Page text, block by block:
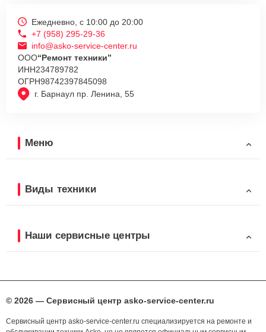
г. Барнаул пр. Ленина, 55
Ежедневно, с 10:00 до 20:00
+7 (958) 295-29-36
info@asko-service-center.ru
ООО“Ремонт техники”
ИНН234789782
ОГРН98742397845098
Меню
Виды техники
Наши сервисные центры
© 2026 — Сервисный центр asko-service-center.ru
Сервисный центр asko-service-center.ru специализируется на ремонте и